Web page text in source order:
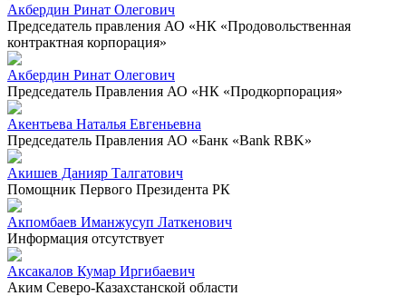
Акбердин Ринат Олегович
Председатель правления АО «НК «Продовольственная
контрактная корпорация»
Акбердин Ринат Олегович
Председатель Правления АО «НК «Продкорпорация»
Акентьева Наталья Евгеньевна
Председатель Правления АО «Банк «Bank RBK»
Акишев Данияр Талгатович
Помощник Первого Президента РК
Акпомбаев Иманжусуп Латкенович
Информация отсутствует
Аксакалов Кумар Иргибаевич
Аким Северо-Казахстанской области